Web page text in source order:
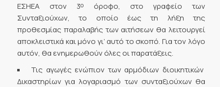
ΕΣΗΕΑ στον 3ο
όροφο, στο γραφείο των
Συνταξιούχων, το οποίο έως τη λήξη της
προθεσμίας παραλαβής των αιτήσεων θα λειτουργεί
αποκλειστικά και μόνο γι’ αυτό το σκοπό. Για τον λόγο
αυτόν, θα ενημερωθούν όλες οι παρατάξεις.
Τις αγωγές ενώπιον των αρμόδιων διοικητικών
Δικαστηρίων για λογαριασμό των συνταξιούχων θα